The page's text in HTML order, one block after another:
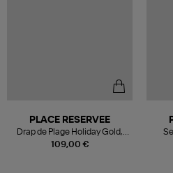
109,00 €
PLACE RESERVEE
Drap de Plage Holiday Gold,
200x200 cm